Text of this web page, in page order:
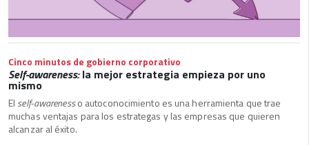
Cinco minutos de gobierno corporativo
Self-awareness:la mejor estrategia empieza por uno
mismo
Elself-awarenesso autoconocimiento es una herramienta que trae
muchas ventajas para los estrategas y las empresas que quieren
alcanzar al éxito.